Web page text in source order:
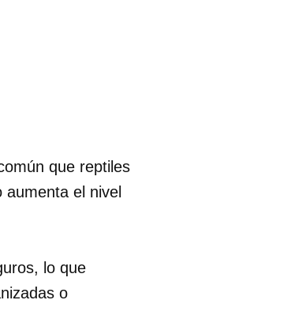
que reptiles
el nivel
lo que
o